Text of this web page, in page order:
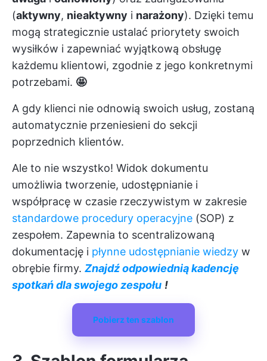
(aktywny, nieaktywny i narażony). Dzięki temu
mogą strategicznie ustalać priorytety swoich
wysiłków i zapewniać wyjątkową obsługę
każdemu klientowi, zgodnie z jego konkretnymi
potrzebami. 🤩
A gdy klienci nie odnowią swoich usług, zostaną
automatycznie przeniesieni do sekcji
poprzednich klientów.
Ale to nie wszystko! Widok dokumentu
umożliwia tworzenie, udostępnianie i
współpracę w czasie rzeczywistym w zakresie
standardowe procedury operacyjne (SOP) z
zespołem. Zapewnia to scentralizowaną
dokumentację i płynne udostępnianie wiedzy w
obrębie firmy. Znajdź odpowiednią kadencję
spotkań dla swojego zespołu !
Pobierz ten szablon